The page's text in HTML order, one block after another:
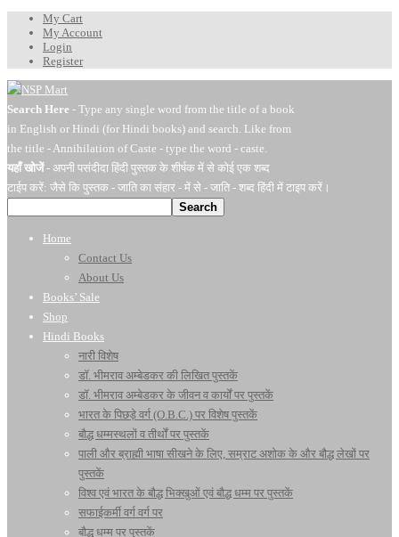
My Cart
My Account
Login
Register
Search Here - Type any single word from the title of a book
in English or Hindi (for Hindi books) and search. Like from
the title - Annihilation of Caste - type the word - caste.
यहाँ खोजें- अपनी पसंदीदा हिंदी पुस्तक के शीर्षक में से कोई एक शब्द
टाईप करें: जैसे कि पुस्तक - जाति का संहार - में से - जाति - शब्द हिंदी में टाइप करें।
Search
Home
Contact Us
About Us
Books’ Sale
Shop
Hindi Books
नारी विशेष
डॉ. भीमराव अम्बेडकर की लिखित पुस्तकें
डॉ. भीमराव अम्बेडकर के जीवन व कार्यों पर पुस्तकें
भारत के पिछड़े वर्ग (O.B.C.) पर विशेष पुस्तकें
बौद्ध धम्मस्थलों व तीर्थों पर पुस्तकें
पाली और ब्राह्मी भाषा सीखने के लिए, सम्राट अशोक के और बौद्ध लेखों पर
पुस्तकें
विश्व एवं भारत के बौद्ध भिक्खुओं एवं बौद्ध धम्म पर पुस्तकें
सफाईकर्मी वर्ग वर्ग पर
बौद्ध धम्म पर पुस्तकें